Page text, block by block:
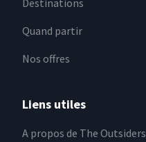
Destinations
Quand partir
Nos offres
Liens utiles
A propos de The Outsiders